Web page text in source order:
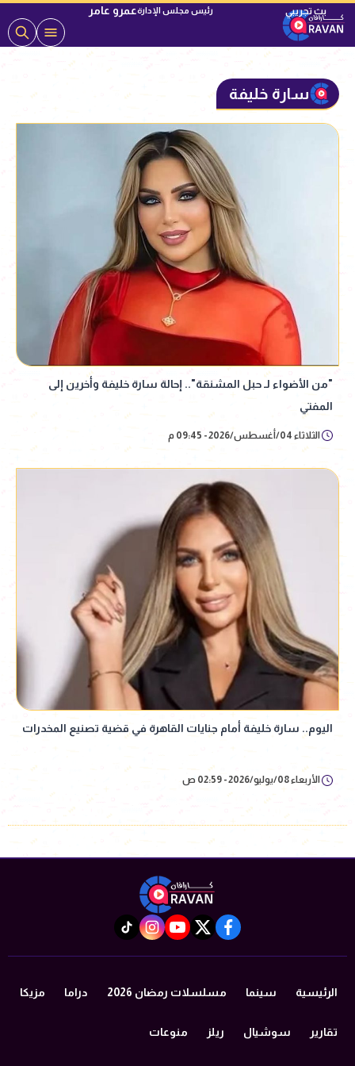
رئيس مجلس الإدارةعمرو عامر
سارة خليفة
"من الأضواء لـ حبل المشنقة".. إحالة سارة خليفة وأخرين إلى
المفتي
الثلاثاء 04/أغسطس/2026 - 09:45 م
اليوم.. سارة خليفة أمام جنايات القاهرة في قضية تصنيع المخدرات
الأربعاء 08/يوليو/2026 - 02:59 ص
facebook
twitter
youtube
instagram
tiktok
الرئيسية سينما مسلسلات رمضان 2026 دراما مزيكا
تقارير سوشيال ريلز منوعات